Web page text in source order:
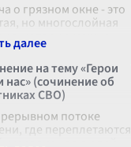
о грязном окне - это
но многослойная
которую можно
разными
в зависимости от
восприятия и
опыта каждого
Н ...
на тему «Герои
нас» (сочинение об
СВО)
потоке
где переплетаются
миллионов людей,